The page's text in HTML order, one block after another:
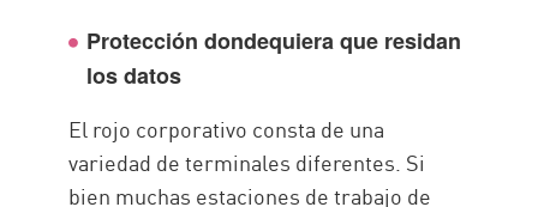
Protección dondequiera que residan
los datos
El rojo corporativo consta de una
variedad de terminales diferentes. Si
bien muchas estaciones de trabajo de